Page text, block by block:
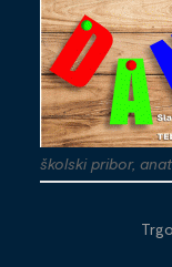
školski pribor,